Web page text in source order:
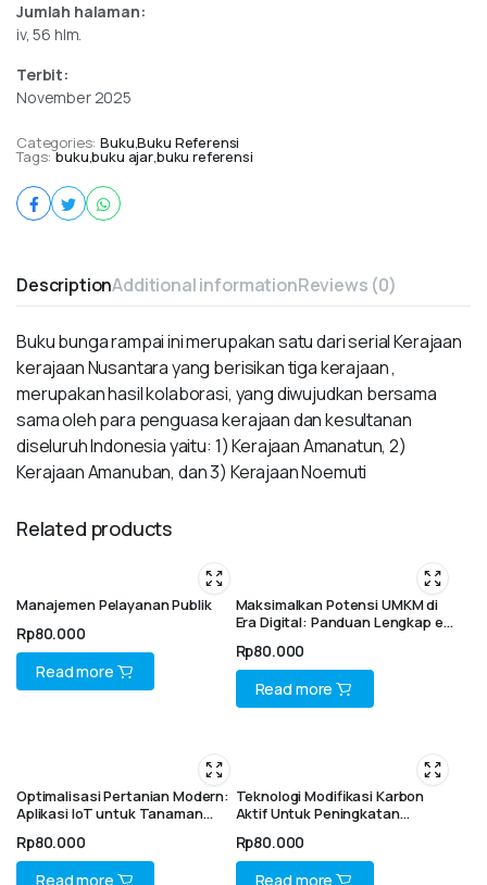
Jumlah halaman:
iv, 56 hlm.
Terbit:
November 2025
Categories: Buku,Buku Referensi
Tags: buku,buku ajar,buku referensi
DescriptionAdditional informationReviews (0)
Buku bunga rampai ini merupakan satu dari serial Kerajaan
kerajaan Nusantara yang berisikan tiga kerajaan ,
merupakan hasil kolaborasi, yang diwujudkan bersama
sama oleh para penguasa kerajaan dan kesultanan
diseluruh Indonesia yaitu: 1) Kerajaan Amanatun, 2)
Kerajaan Amanuban, dan 3) Kerajaan Noemuti
Related products
Manajemen Pelayanan Publik
Rp80.000
Read more
Maksimalkan Potensi UMKM di
Era Digital: Panduan Lengkap e-
Bisnis
Rp80.000
Read more
Optimalisasi Pertanian Modern:
Aplikasi IoT untuk Tanaman
Rp80.000
Read more
Teknologi Modifikasi Karbon
Aktif Untuk Peningkatan
Berat Dalam Fluida Cair
Rp80.000
Read more